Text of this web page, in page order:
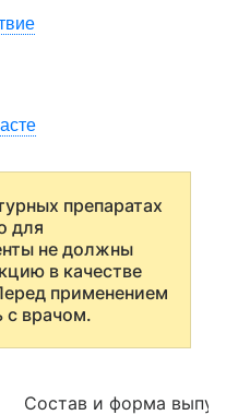
препаратах
для
не должны
в качестве
применением
с врачом.
Состав и форма